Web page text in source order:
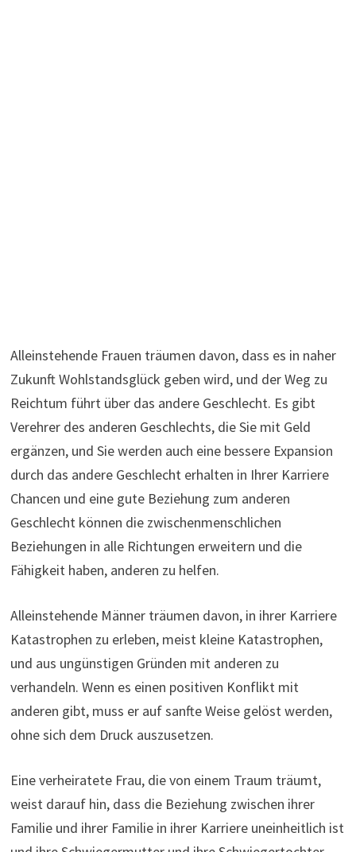
Alleinstehende Frauen träumen davon, dass es in naher
Zukunft Wohlstandsglück geben wird, und der Weg zu
Reichtum führt über das andere Geschlecht. Es gibt
Verehrer des anderen Geschlechts, die Sie mit Geld
ergänzen, und Sie werden auch eine bessere Expansion
durch das andere Geschlecht erhalten in Ihrer Karriere
Chancen und eine gute Beziehung zum anderen
Geschlecht können die zwischenmenschlichen
Beziehungen in alle Richtungen erweitern und die
Fähigkeit haben, anderen zu helfen.
Alleinstehende Männer träumen davon, in ihrer Karriere
Katastrophen zu erleben, meist kleine Katastrophen,
und aus ungünstigen Gründen mit anderen zu
verhandeln. Wenn es einen positiven Konflikt mit
anderen gibt, muss er auf sanfte Weise gelöst werden,
ohne sich dem Druck auszusetzen.
Eine verheiratete Frau, die von einem Traum träumt,
weist darauf hin, dass die Beziehung zwischen ihrer
Familie und ihrer Familie in ihrer Karriere uneinheitlich ist